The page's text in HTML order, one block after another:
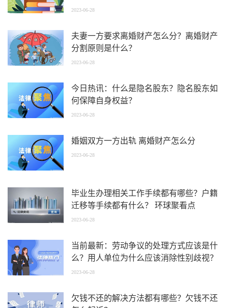
2023-06-28
夫妻一方要求离婚财产怎么分？离婚财产
分割原则是什么？
2023-06-28
今日热讯：什么是隐名股东？隐名股东如
何保障自身权益？
2023-06-28
婚姻双方一方出轨 离婚财产怎么分
2023-06-28
毕业生办理相关工作手续都有哪些？户籍
迁移等手续都有什么？ 环球聚看点
2023-06-28
当前最新：劳动争议的处理方式应该是什
么？用人单位为什么应该消除性别歧视？
2023-06-28
欠钱不还的解决方法都有哪些？欠钱不还